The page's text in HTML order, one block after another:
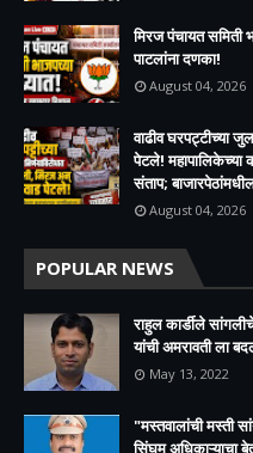
मिरज पंचायत समिती
पाटलांना दणका!
August 04, 2026
वाढीव घरपट्टीच्या
पेटले! महापालिकेच्या
संताप;
August 04, 2026
POPULAR NEWS
राहुल कार्डीले
यांची अमरावती ला
May 13, 2022
"मस्तवालांची मस्ती
सिंघम अधिकाऱ्याचा